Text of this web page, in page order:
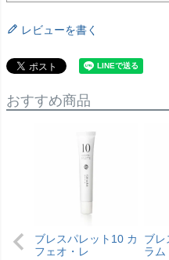
レビューを書く
おすすめ商品
ブレスパレット10 カ
フェオ・レ
ブレ
ラム